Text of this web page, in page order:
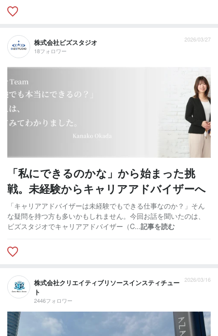
株式会社ビズスタジオ
18フォロワー
2026/03/27
「私にできるのかな」から始まった挑
戦。未経験からキャリアアドバイザーへ
「キャリアアドバイザーは未経験でもできる仕事なのか？」そん
な疑問を持つ方も多いかもしれません。今回お話を聞いたのは、
ビズスタジオでキャリアアドバイザー（C...記事を読む
株式会社クリエイティブリソースインスティチュー
ト
2446フォロワー
2026/03/16